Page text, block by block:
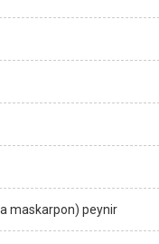
maskarpon) peynir